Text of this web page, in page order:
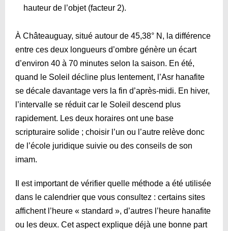
hauteur de l’objet (facteur 2).
À Châteauguay, situé autour de 45,38° N, la différence
entre ces deux longueurs d’ombre génère un écart
d’environ 40 à 70 minutes selon la saison. En été,
quand le Soleil décline plus lentement, l’Asr hanafite
se décale davantage vers la fin d’après-midi. En hiver,
l’intervalle se réduit car le Soleil descend plus
rapidement. Les deux horaires ont une base
scripturaire solide ; choisir l’un ou l’autre relève donc
de l’école juridique suivie ou des conseils de son
imam.
Il est important de vérifier quelle méthode a été utilisée
dans le calendrier que vous consultez : certains sites
affichent l’heure « standard », d’autres l’heure hanafite
ou les deux. Cet aspect explique déjà une bonne part